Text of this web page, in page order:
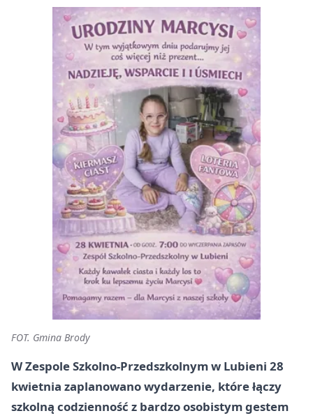
FOT. Gmina Brody
W Zespole Szkolno-Przedszkolnym w Lubieni 28
kwietnia zaplanowano wydarzenie, które łączy
szkolną codzienność z bardzo osobistym gestem